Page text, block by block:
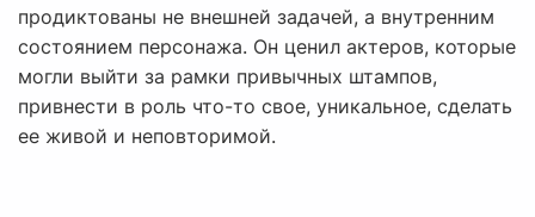
продиктованы не внешней задачей, а внутренним
состоянием персонажа. Он ценил актеров, которые
могли выйти за рамки привычных штампов,
привнести в роль что-то свое, уникальное, сделать
ее живой и неповторимой.